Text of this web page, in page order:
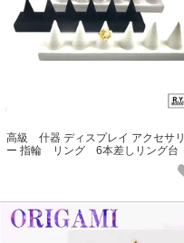
高級 什器 ディスプレイ アクセサリ
ー 指輪 リング 6本差しリング台